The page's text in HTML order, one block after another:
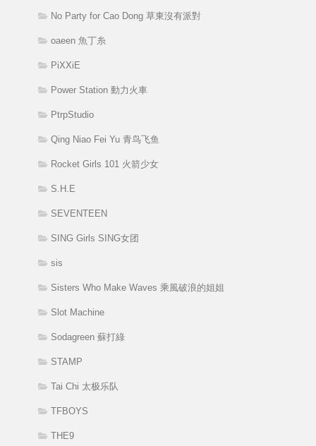
No Party for Cao Dong 草東沒有派對
oaeen 魚丁糸
PiXXiE
Power Station 動力火車
PtrpStudio
Qing Niao Fei Yu 青鸟飞鱼
Rocket Girls 101 火箭少女
S.H.E
SEVENTEEN
SING Girls SING女团
sis
Sisters Who Make Waves 乘風破浪的姐姐
Slot Machine
Sodagreen 蘇打綠
STAMP
Tai Chi 太极乐队
TFBOYS
THE9